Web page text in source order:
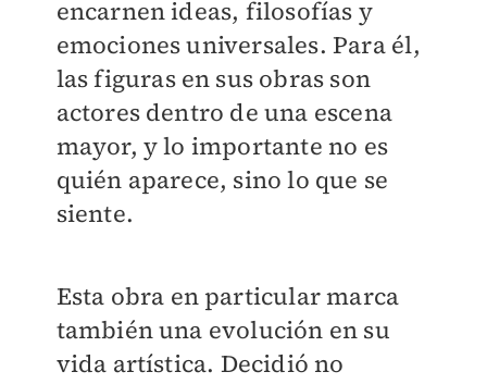
encarnen ideas, filosofías y
emociones universales. Para él,
las figuras en sus obras son
actores dentro de una escena
mayor, y lo importante no es
quién aparece, sino lo que se
siente.
Esta obra en particular marca
también una evolución en su
vida artística. Decidió no